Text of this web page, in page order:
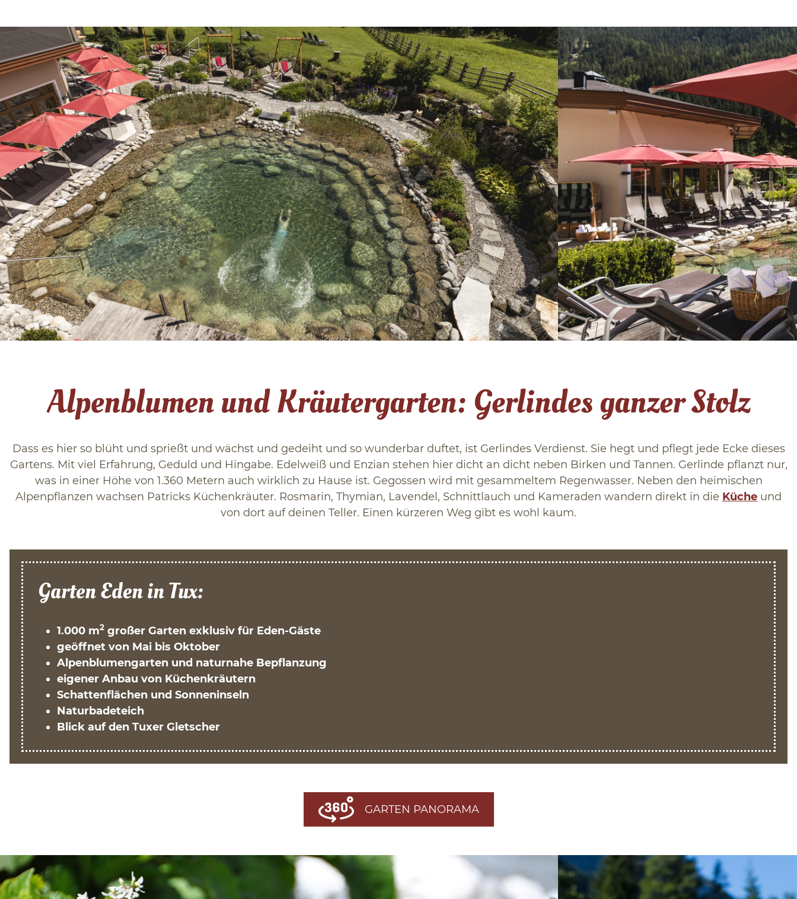
Alpenblumen und Kräutergarten: Gerlindes ganzer Stolz
Dass es hier so blüht und sprießt und wächst und gedeiht und so wunderbar duftet, ist Gerlindes Verdienst. Sie hegt und pflegt jede Ecke dieses
Gartens. Mit viel Erfahrung, Geduld und Hingabe. Edelweiß und Enzian stehen hier dicht an dicht neben Birken und Tannen. Gerlinde pflanzt nur,
was in einer Höhe von 1.360 Metern auch wirklich zu Hause ist. Gegossen wird mit gesammeltem Regenwasser. Neben den heimischen
Alpenpflanzen wachsen Patricks Küchenkräuter. Rosmarin, Thymian, Lavendel, Schnittlauch und Kameraden wandern direkt in die Küche und
von dort auf deinen Teller. Einen kürzeren Weg gibt es wohl kaum.
Garten Eden in Tux:
1.000 m2 großer Garten exklusiv für Eden-Gäste
geöffnet von Mai bis Oktober
Alpenblumengarten und naturnahe Bepflanzung
eigener Anbau von Küchenkräutern
Schattenflächen und Sonneninseln
Naturbadeteich
Blick auf den Tuxer Gletscher
GARTEN PANORAMA